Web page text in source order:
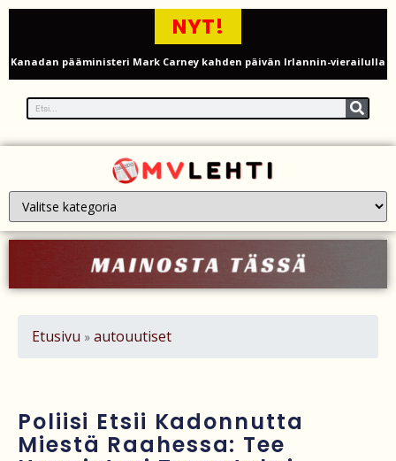
NYT!
Kanadan pääministeri Mark Carney kahden päivän Irlannin-vierailulla
Sauli Niinistö ja Jenni Haukio nauttivat Eppu Normaalin
päätöskonsertista Tampereella – kuva Ratinan stadionilta
Mika Poutala vakavassa traktorionnettomuudessa – jalka
murskaantui ja varpaat vaarassa
tekoälyn avulla
tutkinta kyseenalaistetaan
Iso-Britannia pysäytti Venäjän varjolaivaston öljytankkerin Englannin
Etusivu » autouutiset
Poliisi Etsii Kadonnutta
Miestä Raahessa: Tee